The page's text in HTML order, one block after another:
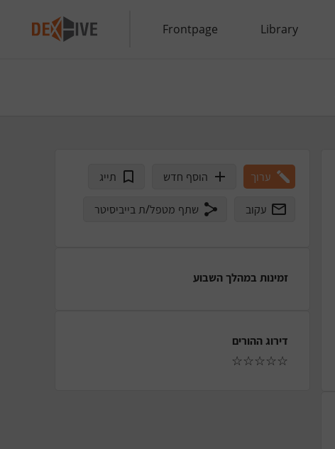
Frontpage Library
ערוך הוסף חדש תייג
עקוב שתף מטפל/ת בייביסיטר
זמינות במהלך השבוע
דירוג ההורים
☆
☆
☆
☆
☆